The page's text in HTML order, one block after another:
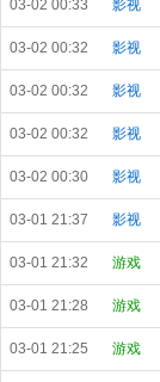
03-02 00:33 影视
03-02 00:32 影视
03-02 00:32 影视
03-02 00:32 影视
03-02 00:30 影视
03-01 21:37 影视
03-01 21:32 游戏
03-01 21:28 游戏
03-01 21:25 游戏